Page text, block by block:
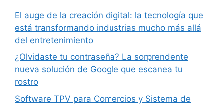
El auge de la creación digital: la tecnología que
está transformando industrias mucho más allá
del entretenimiento
¿Olvidaste tu contraseña? La sorprendente
nueva solución de Google que escanea tu
rostro
Software TPV para Comercios y Sistema de